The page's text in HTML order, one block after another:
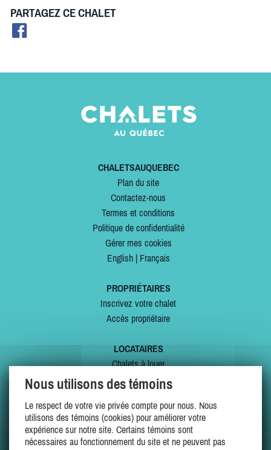
PARTAGEZ CE CHALET
CHALETSAUQUEBEC
Plan du site
Contactez-nous
Termes et conditions
Politique de confidentialité
Gérer mes cookies
English| Français
PROPRIÉTAIRES
Inscrivez votre chalet
Accès propriétaire
LOCATAIRES
Chalets à louer
Chalets à vendre
Offres spéciales
Mes favoris
Nous utilisons des témoins
Le respect de votre vie privée compte pour nous. Nous
utilisons des témoins (cookies) pour améliorer votre
expérience sur notre site. Certains témoins sont
nécessaires au fonctionnement du site et ne peuvent pas